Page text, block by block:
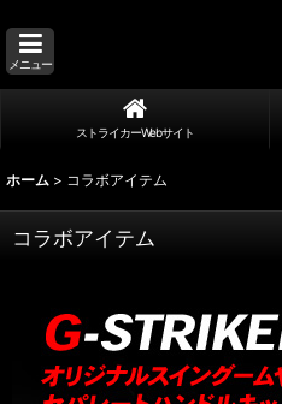
メニュー
ストライカーWebサイト
ホーム > コラボアイテム
コラボアイテム